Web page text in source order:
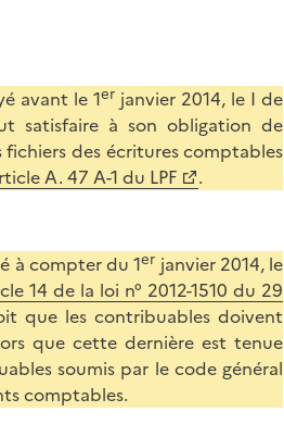
avant le 1er janvier 2014, le I de
satisfaire à son obligation de
des écritures comptables
A. 47 A-1 du LPF
.
à compter du 1er janvier 2014, le
14 de la loi n° 2012-1510 du 29
que les contribuables doivent
que cette dernière est tenue
soumis par le code général
comptables.